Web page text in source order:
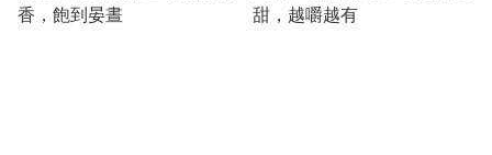
香，飽到晏晝
甜，越嚼越有